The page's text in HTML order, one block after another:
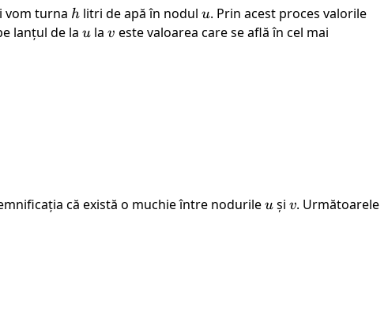
vom turna h
hlitri de apă în nodul u
u. Prin acest proces valorile
lanțul de lau
u lav
v este valoarea care se află în cel mai
că există o muchie între nodurileu
uși v
v. Următoarele